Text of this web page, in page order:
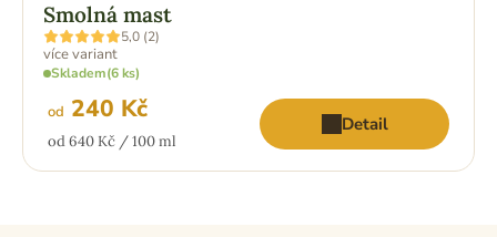
Smolná mast
Průměrné
hodnocení
produktu
je
z
hvězdiček.
5,0 (2)
více variant
Skladem(6 ks)
od 240 Kč
Měrná
od 640 Kč / 100 ml
Detail